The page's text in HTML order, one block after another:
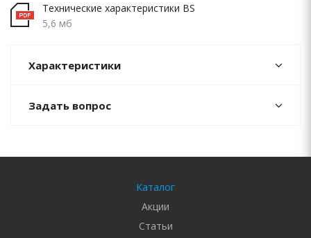
Технические характеристики BS
5,6 мб
Характеристики
Задать вопрос
Каталог
Акции
Статьи